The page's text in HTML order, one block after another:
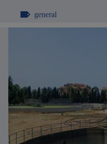
general